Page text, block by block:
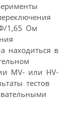
1,65 Ом
находиться в
MV- или HV-
тестов